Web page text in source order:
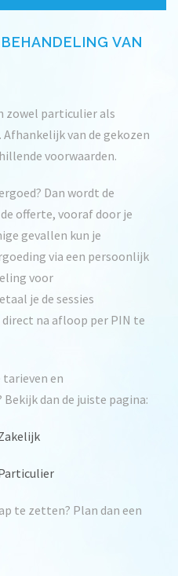
VAN
zowel particulier als
van de gekozen
voorwaarden.
Dan wordt de
offerte, vooraf door je
gevallen kun je
via een persoonlijk
voor
je de sessies
direct na afloop per PIN te
en
dan de juiste pagina:
te zetten? Plan dan een